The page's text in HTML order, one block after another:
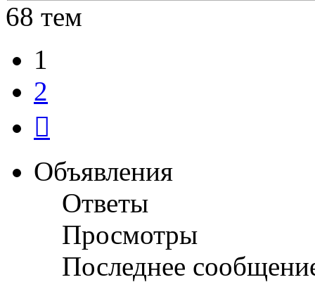
68 тем
1
2
Объявления
Ответы
Просмотры
Последнее